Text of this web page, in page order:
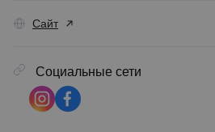
Сайт
Социальные сети